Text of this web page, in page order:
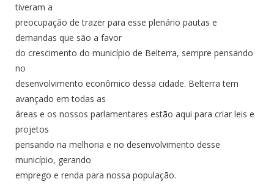
tiveram a
preocupação de trazer para esse plenário pautas e
demandas que são a favor
do crescimento do município de Belterra, sempre pensando
no
desenvolvimento econômico dessa cidade. Belterra tem
avançado em todas as
áreas e os nossos parlamentares estão aqui para criar leis e
projetos
pensando na melhoria e no desenvolvimento desse
município, gerando
emprego e renda para nossa população.